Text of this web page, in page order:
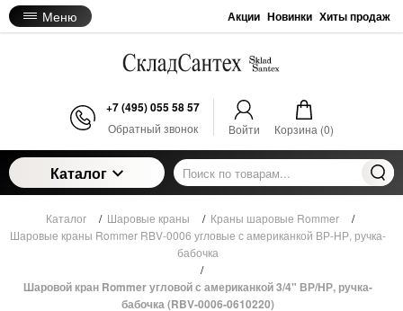
Меню Акции Новинки Хиты продаж
+7 (495) 055 58 57
Обратный звонок Войти Корзина (0)
Каталог
Каталог / Шаровые краны / Краны шаровые Rommer
/
Шаровые краны Rommer RBV-0006 угловые с американкой ВР-НР, ручка-
бабочка
/
Шаровой кран Rommer угловой с американкой 3/4" ВР/НР, ручка-
бабочка (RBV-0006-0610220)